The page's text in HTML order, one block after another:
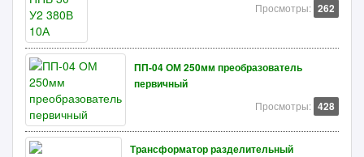
Просмотры: 262
ПП-04 ОМ 250мм преобразователь
первичный
Просмотры: 428
Трансформатор разделительный